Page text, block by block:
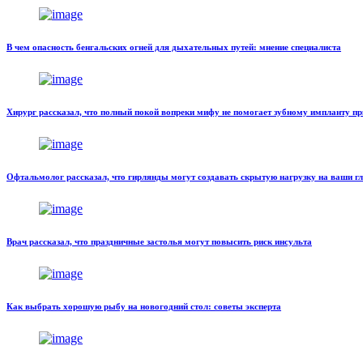
В чем опасность бенгальских огней для дыхательных путей: мнение специалиста
Хирург рассказал, что полный покой вопреки мифу не помогает зубному импланту
Офтальмолог рассказал, что гирлянды могут создавать скрытую нагрузку на ваши
Врач рассказал, что праздничные застолья могут повысить риск инсульта
Как выбрать хорошую рыбу на новогодний стол: советы эксперта